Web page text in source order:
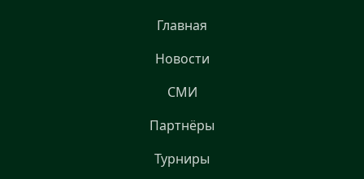
Главная
Новости
СМИ
Партнёры
Турниры